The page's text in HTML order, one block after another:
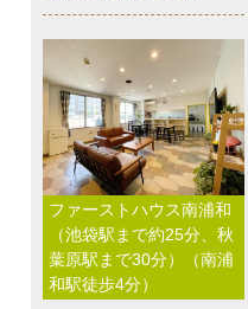
ファーストハウス南浦和
（池袋駅まで約25分、秋
葉原駅まで30分）（南浦
和駅徒歩4分）